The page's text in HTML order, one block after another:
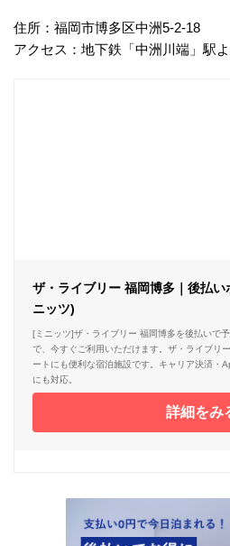
住所：福岡市博多区中洲5-2-18
アクセス：地下鉄「中洲川端」駅
ザ・ライブリー 福岡博多｜後払
ニッツ)
[ミニッツ]ザ・ライブリー 福岡博多を後払いで
で、今すぐご利用いただけます。ザ・ライブリ
ートにも便利な宿泊施設です。キャリア決済・
にも対応。
詳細をみ